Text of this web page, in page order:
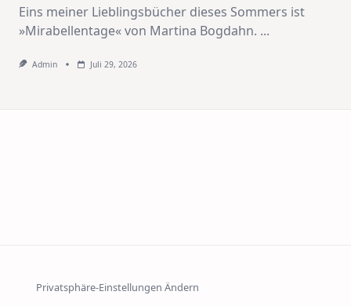
Eins meiner Lieblingsbücher dieses Sommers ist
»Mirabellentage« von Martina Bogdahn. ...
Admin Juli 29, 2026
Privatsphäre-Einstellungen Ändern